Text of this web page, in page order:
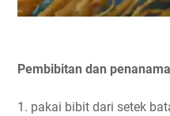
Pembibitan dan
1. pakai bibit dari setek